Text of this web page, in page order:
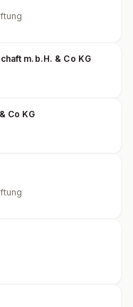
m.b.H. & Co KG
Co KG